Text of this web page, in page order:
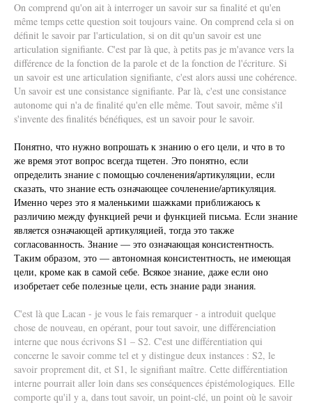
On comprend qu'on ait à interroger un savoir sur sa finalité et qu'en
même temps cette question soit toujours vaine. On comprend cela si on
définit le savoir par l'articulation, si on dit qu'un savoir est une
articulation signifiante. C'est par là que, à petits pas je m'avance vers la
différence de la fonction de la parole et de la fonction de l'écriture. Si
un savoir est une articulation signifiante, c'est alors aussi une cohérence.
Un savoir est une consistance signifiante. Par là, c'est une consistance
autonome qui n'a de finalité qu'en elle même. Tout savoir, même s'il
s'invente des finalités bénéfiques, est un savoir pour le savoir.
Понятно, что нужно вопрошать к знанию о его цели, и что в то
же время этот вопрос всегда тщетен. Это понятно, если
определить знание с помощью сочленения/артикуляции, если
сказать, что знание есть означающее сочленение/артикуляция.
Именно через это я маленькими шажками приближаюсь к
различию между функцией речи и функцией письма. Если знание
является означающей артикуляцией, тогда это также
согласованность. Знание — это означающая консистентность.
Таким образом, это — автономная консистентность, не имеющая
цели, кроме как в самой себе. Всякое знание, даже если оно
изобретает себе полезные цели, есть знание ради знания.
C'est là que Lacan - je vous le fais remarquer - a introduit quelque
chose de nouveau, en opérant, pour tout savoir, une différenciation
interne que nous écrivons S1 – S2. C'est une différentiation qui
concerne le savoir comme tel et y distingue deux instances : S2, le
savoir proprement dit, et S1, le signifiant maître. Cette différentiation
interne pourrait aller loin dans ses conséquences épistémologiques. Elle
comporte qu'il y a, dans tout savoir, un point-clé, un point où le savoir